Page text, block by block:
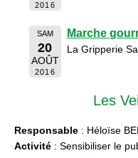
2016
SAM
20
AOÛT
2016
Marche
La Gripperie
Les
Responsable : Héloïse
Activité : Sensibiliser le